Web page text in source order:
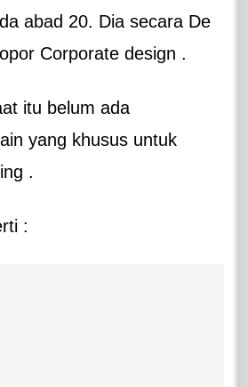
abad 20. Dia secara De
Corporate design .
itu belum ada
yang khusus untuk
.
: